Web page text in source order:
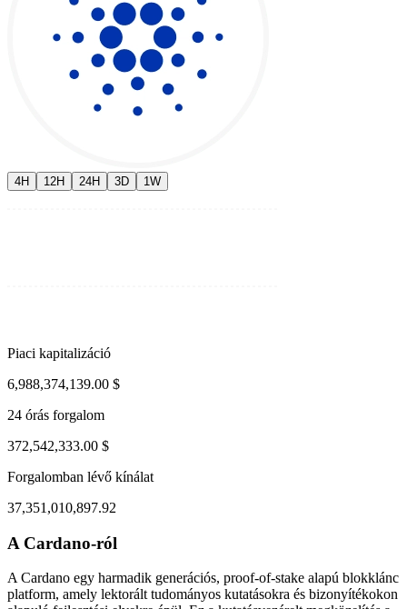
4H 12H 24H 3D 1W
30, 03:47 AM
Piaci kapitalizáció
6,988,374,139.00 $
24 órás forgalom
372,542,333.00 $
Forgalomban lévő kínálat
37,351,010,897.92
A Cardano-ról
A Cardano egy harmadik generációs, proof-of-stake alapú blokklánc
platform, amely lektorált tudományos kutatásokra és bizonyítékokon